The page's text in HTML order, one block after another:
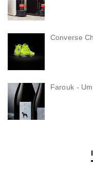
Converse
Farouk -